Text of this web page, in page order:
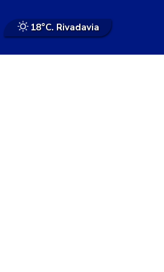
18°C. Rivadavia